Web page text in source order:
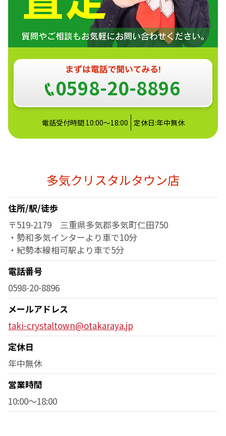
0598-20-8896
電話受付時間 10:00～18:00 定休日:年中無休
多気クリスタルタウン店
住所/駅/徒歩
〒519-2179 三重県多気郡多気町仁田750
・勢和多気インターより車で10分
・紀勢本線相可駅より車で5分
電話番号
0598-20-8896
メールアドレス
taki-crystaltown@otakaraya.jp
定休日
年中無休
営業時間
10:00～18:00